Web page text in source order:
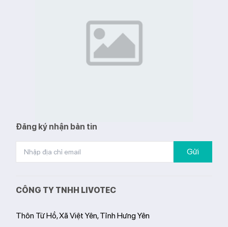
Đăng ký nhận bản tin
Gửi
CÔNG TY TNHH LIVOTEC
Thôn Từ Hồ, Xã Việt Yên, Tỉnh Hưng Yên